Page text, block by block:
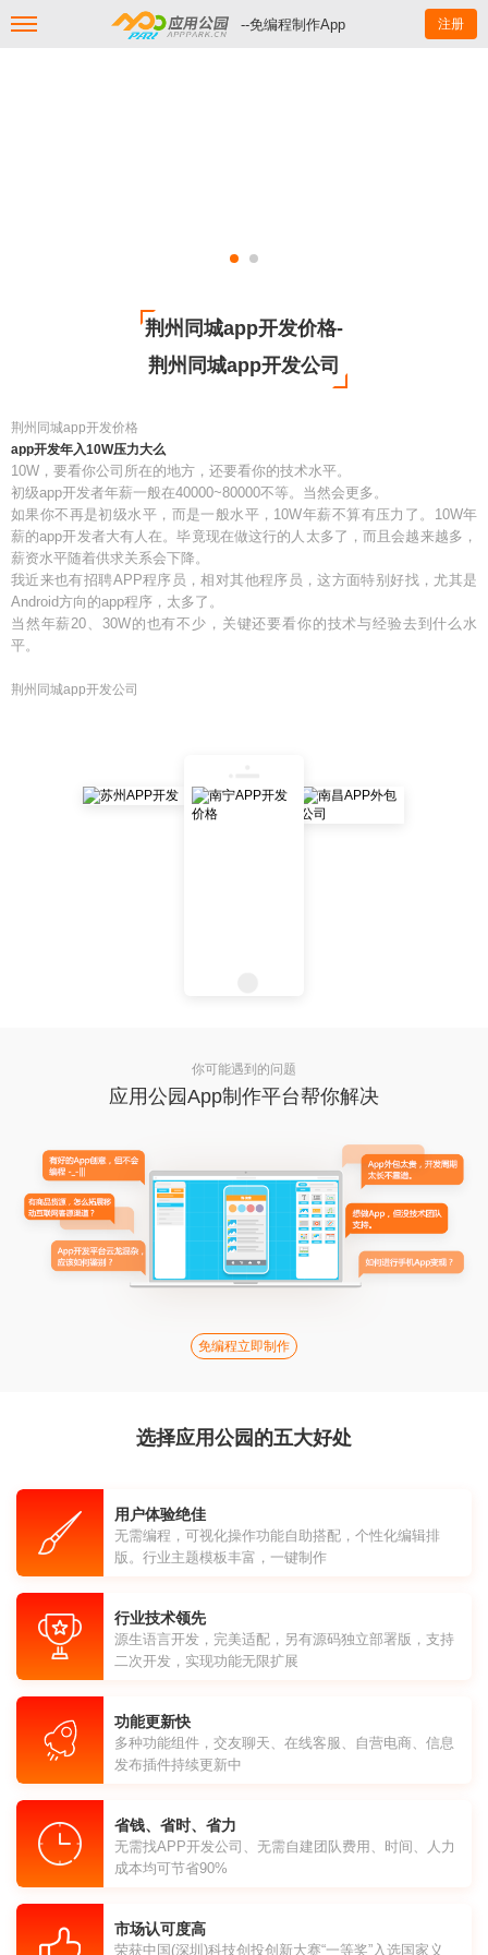
--免编程制作App 注册
荆州同城app开发价格-
荆州同城app开发公司
荆州同城app开发价格
app开发年入10W压力大么
10W，要看你公司所在的地方，还要看你的技术水平。
初级app开发者年薪一般在40000~80000不等。当然会更多。
如果你不再是初级水平，而是一般水平，10W年薪不算有压力了。10W年
薪的app开发者大有人在。毕竟现在做这行的人太多了，而且会越来越多，
薪资水平随着供求关系会下降。
我近来也有招聘APP程序员，相对其他程序员，这方面特别好找，尤其是
Android方向的app程序，太多了。
当然年薪20、30W的也有不少，关键还要看你的技术与经验去到什么水
平。
荆州同城app开发公司
你可能遇到的问题
应用公园App制作平台帮你解决
免编程立即制作
选择应用公园的五大好处
用户体验绝佳
无需编程，可视化操作功能自助搭配，个性化编辑排
版。行业主题模板丰富，一键制作
行业技术领先
源生语言开发，完美适配，另有源码独立部署版，支持
二次开发，实现功能无限扩展
功能更新快
多种功能组件，交友聊天、在线客服、自营电商、信息
发布插件持续更新中
省钱、省时、省力
无需找APP开发公司、无需自建团队费用、时间、人力
成本均可节省90%
市场认可度高
荣获中国(深圳)科技创投创新大赛“一等奖”入选国家义